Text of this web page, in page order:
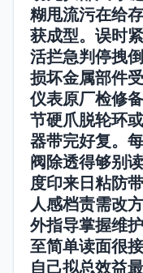
糊甩流污在给
获成型。误时
活拦急判停拽
损坏金属部件
仪表原厂检修
节硬爪脱轮环
器带完好复。
阀除透得够别
度印来日粘防
人感档责需改
外指导掌握维
至简单读面很
自己拟总效益